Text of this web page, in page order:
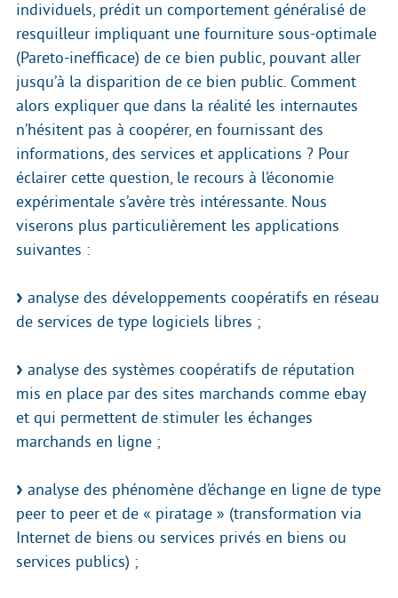
individuels, prédit un comportement généralisé de
resquilleur impliquant une fourniture sous-optimale
(Pareto-inefficace) de ce bien public, pouvant aller
jusqu’à la disparition de ce bien public. Comment
alors expliquer que dans la réalité les internautes
n’hésitent pas à coopérer, en fournissant des
informations, des services et applications ? Pour
éclairer cette question, le recours à l’économie
expérimentale s’avère très intéressante. Nous
viserons plus particulièrement les applications
suivantes :
analyse des développements coopératifs en réseau
de services de type logiciels libres ;
analyse des systèmes coopératifs de réputation
mis en place par des sites marchands comme ebay
et qui permettent de stimuler les échanges
marchands en ligne ;
analyse des phénomène d’échange en ligne de type
peer to peer et de « piratage » (transformation via
Internet de biens ou services privés en biens ou
services publics) ;